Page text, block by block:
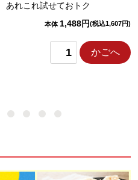
あれこれ試せておトク
本体 1,488円(税込1,607円)
かごへ